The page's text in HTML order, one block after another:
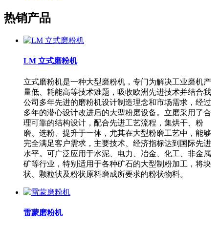
热销产品
LM 立式磨粉机
立式磨粉机是一种大型磨粉机，专门为解决工业磨机产
量低、耗能高等技术难题，吸收欧洲先进技术并结合我
公司多年先进的磨粉机设计制造理念和市场需求，经过
多年的潜心设计改进后的大型粉磨设备。立磨采用了合
理可靠的结构设计，配合先进工艺流程，集烘干、粉
磨、选粉、提升于一体，尤其在大型粉磨工艺中，能够
完全满足客户需求，主要技术、经济指标达到国际先进
水平。可广泛应用于水泥、电力、冶金、化工、非金属
矿等行业，特别适用于各种矿石的大型制粉加工，将块
状、颗粒状及粉状原料磨成所要求的粉状物料。
雷蒙磨粉机